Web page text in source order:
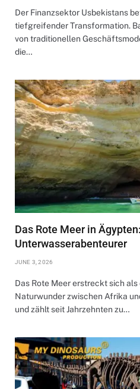
Der Finanzsektor Usbekistans
tiefgreifender Transformation.
von traditionellen
die…
Das Rote Meer in
Unterwasserabenteurer
JUNE 3, 2026
Das Rote Meer erstreckt sich
Naturwunder zwischen Afrika
und zählt seit Jahrzehnten zu…